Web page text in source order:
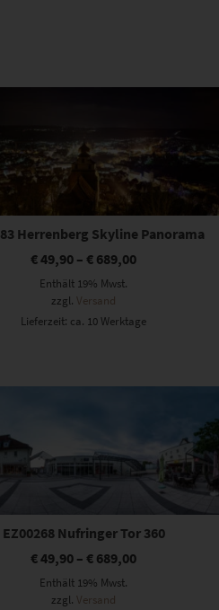
Dieses Produkt weist mehrere Varianten auf. Die Optionen können auf der Produktseite gewählt werden
Herrenberg Skyline Panorama
€49,90 –€ 689,00
Enthält 19% Mwst.
zzgl.Versand
Lieferzeit: ca. 10 Werktage
Dieses Produkt weist mehrere Varianten auf. Die Optionen können auf der Produktseite gewählt werden
EZ00268 Nufringer Tor 360
€49,90 –€ 689,00
Enthält 19% Mwst.
zzgl.Versand